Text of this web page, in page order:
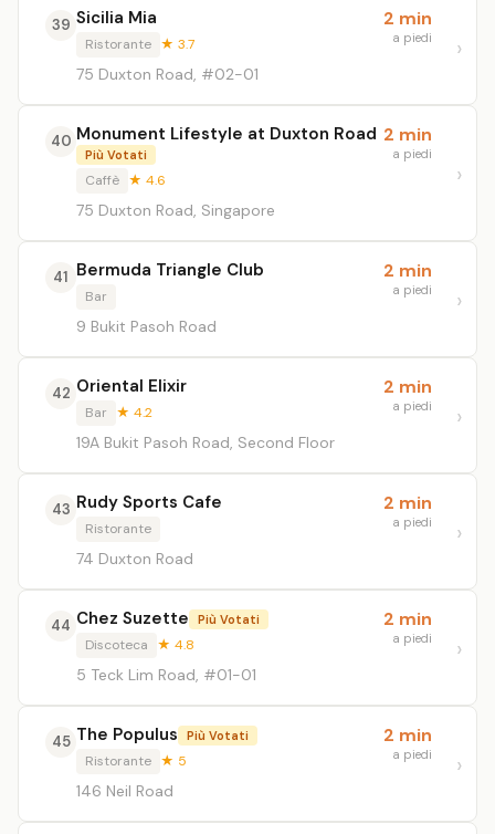
39 Sicilia Mia
Ristorante ★ 3.7
75 Duxton Road, #02-01
2 min
a piedi
40 Monument Lifestyle at Duxton Road
Più Votati
Caffè ★ 4.6
75 Duxton Road, Singapore
2 min
a piedi
41 Bermuda Triangle Club
Bar
9 Bukit Pasoh Road
2 min
a piedi
42 Oriental Elixir
Bar ★ 4.2
19A Bukit Pasoh Road, Second Floor
2 min
a piedi
43 Rudy Sports Cafe
Ristorante
74 Duxton Road
2 min
a piedi
44 Chez Suzette Più Votati
Discoteca ★ 4.8
5 Teck Lim Road, #01-01
2 min
a piedi
45 The Populus Più Votati
Ristorante ★ 5
146 Neil Road
2 min
a piedi